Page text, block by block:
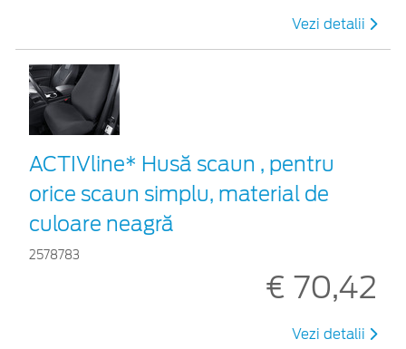
Vezi detalii
ACTIVline* Husă scaun , pentru
orice scaun simplu, material de
culoare neagră
2578783
€ 70,42
Vezi detalii